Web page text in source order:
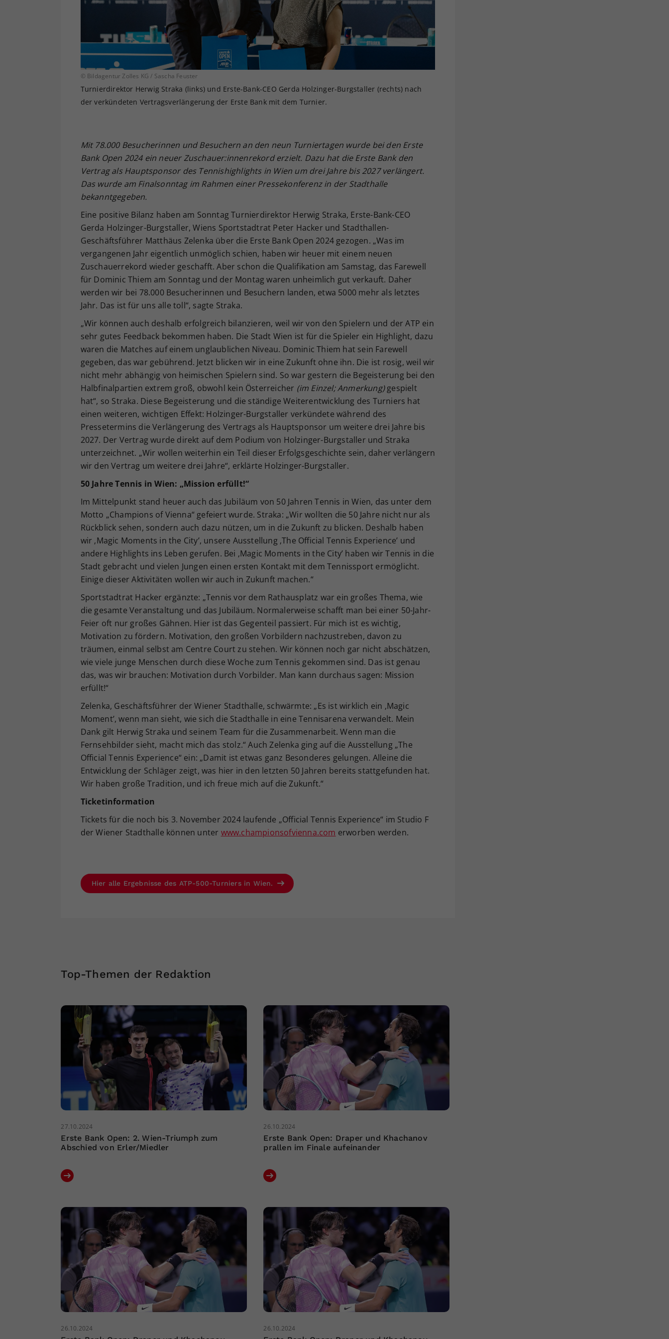
© Bildagentur Zolles KG / Sascha Feuster
Turnierdirektor Herwig Straka (links) und Erste-Bank-CEO Gerda Holzinger-Burgstaller (rechts) nach
der verkündeten Vertragsverlängerung der Erste Bank mit dem Turnier.
Mit 78.000 Besucherinnen und Besuchern an den neun Turniertagen wurde bei den Erste
Bank Open 2024 ein neuer Zuschauer:innenrekord erzielt. Dazu hat die Erste Bank den
Vertrag als Hauptsponsor des Tennishighlights in Wien um drei Jahre bis 2027 verlängert.
Das wurde am Finalsonntag im Rahmen einer Pressekonferenz in der Stadthalle
bekanntgegeben.
Eine positive Bilanz haben am Sonntag Turnierdirektor Herwig Straka, Erste-Bank-CEO
Gerda Holzinger-Burgstaller, Wiens Sportstadtrat Peter Hacker und Stadthallen-
Geschäftsführer Matthäus Zelenka über die Erste Bank Open 2024 gezogen. „Was im
vergangenen Jahr eigentlich unmöglich schien, haben wir heuer mit einem neuen
Zuschauerrekord wieder geschafft. Aber schon die Qualifikation am Samstag, das Farewell
für Dominic Thiem am Sonntag und der Montag waren unheimlich gut verkauft. Daher
werden wir bei 78.000 Besucherinnen und Besuchern landen, etwa 5000 mehr als letztes
Jahr. Das ist für uns alle toll“, sagte Straka.
„Wir können auch deshalb erfolgreich bilanzieren, weil wir von den Spielern und der ATP ein
sehr gutes Feedback bekommen haben. Die Stadt Wien ist für die Spieler ein Highlight, dazu
waren die Matches auf einem unglaublichen Niveau. Dominic Thiem hat sein Farewell
gegeben, das war gebührend. Jetzt blicken wir in eine Zukunft ohne ihn. Die ist rosig, weil wir
nicht mehr abhängig von heimischen Spielern sind. So war gestern die Begeisterung bei den
Halbfinalpartien extrem groß, obwohl kein Österreicher (im Einzel; Anmerkung)gespielt
hat“, so Straka. Diese Begeisterung und die ständige Weiterentwicklung des Turniers hat
einen weiteren, wichtigen Effekt: Holzinger-Burgstaller verkündete während des
Pressetermins die Verlängerung des Vertrags als Hauptsponsor um weitere drei Jahre bis
2027. Der Vertrag wurde direkt auf dem Podium von Holzinger-Burgstaller und Straka
unterzeichnet. „Wir wollen weiterhin ein Teil dieser Erfolgsgeschichte sein, daher verlängern
wir den Vertrag um weitere drei Jahre“, erklärte Holzinger-Burgstaller.
50 Jahre Tennis in Wien: „Mission erfüllt!“
Im Mittelpunkt stand heuer auch das Jubiläum von 50 Jahren Tennis in Wien, das unter dem
Motto „Champions of Vienna“ gefeiert wurde. Straka: „Wir wollten die 50 Jahre nicht nur als
Rückblick sehen, sondern auch dazu nützen, um in die Zukunft zu blicken. Deshalb haben
wir ‚Magic Moments in the City’, unsere Ausstellung ‚The Official Tennis Experience’ und
andere Highlights ins Leben gerufen. Bei ‚Magic Moments in the City’ haben wir Tennis in die
Stadt gebracht und vielen Jungen einen ersten Kontakt mit dem Tennissport ermöglicht.
Einige dieser Aktivitäten wollen wir auch in Zukunft machen.“
Sportstadtrat Hacker ergänzte: „Tennis vor dem Rathausplatz war ein großes Thema, wie
die gesamte Veranstaltung und das Jubiläum. Normalerweise schafft man bei einer 50-Jahr-
Feier oft nur großes Gähnen. Hier ist das Gegenteil passiert. Für mich ist es wichtig,
Motivation zu fördern. Motivation, den großen Vorbildern nachzustreben, davon zu
träumen, einmal selbst am Centre Court zu stehen. Wir können noch gar nicht abschätzen,
wie viele junge Menschen durch diese Woche zum Tennis gekommen sind. Das ist genau
das, was wir brauchen: Motivation durch Vorbilder. Man kann durchaus sagen: Mission
erfüllt!“
Zelenka, Geschäftsführer der Wiener Stadthalle, schwärmte: „Es ist wirklich ein ‚Magic
Moment’, wenn man sieht, wie sich die Stadthalle in eine Tennisarena verwandelt. Mein
Dank gilt Herwig Straka und seinem Team für die Zusammenarbeit. Wenn man die
Fernsehbilder sieht, macht mich das stolz.“ Auch Zelenka ging auf die Ausstellung „The
Official Tennis Experience“ ein: „Damit ist etwas ganz Besonderes gelungen. Alleine die
Entwicklung der Schläger zeigt, was hier in den letzten 50 Jahren bereits stattgefunden hat.
Wir haben große Tradition, und ich freue mich auf die Zukunft.“
Ticketinformation
Tickets für die noch bis 3. November 2024 laufende „Official Tennis Experience“ im Studio F
der Wiener Stadthalle können unter www.championsofvienna.com erworben werden.
Hier alle Ergebnisse des ATP-500-Turniers in Wien.
Top-Themen der Redaktion
27.10.2024
Erste Bank Open: 2. Wien-Triumph zum
Abschied von Erler/Miedler
26.10.2024
Erste Bank Open: Draper und Khachanov
prallen im Finale aufeinander
26.10.2024 26.10.2024
Ihrer vorgenommen Einstellungen, falls der
Webseiten-Betreiber dies eingestellt hat.